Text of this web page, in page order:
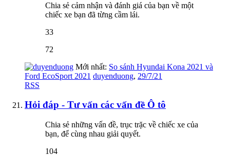
Chia sẻ cảm nhận và đánh giá của bạn về một
chiếc xe bạn đã từng cầm lái.
33
72
Mới nhất: So sánh Hyundai Kona 2021 và
Ford EcoSport 2021 duyenduong, 29/7/21
RSS
Hỏi đáp - Tư vấn các vấn đề Ô tô
Chia sẻ những vấn đề, trục trặc về chiếc xe của
bạn, để cùng nhau giải quyết.
104